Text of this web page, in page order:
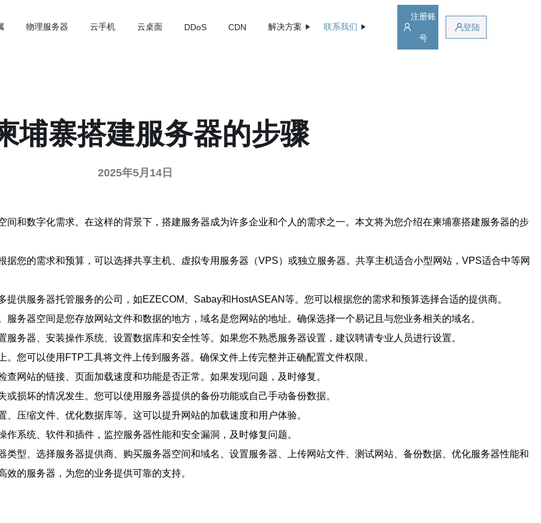
物理服务器 云手机 云桌面 DDoS CDN 解决方案 联系我们
注册账
号
登陆
埔寨搭建服务器的步骤
2025年5月14日
和数字化需求。在这样的背景下，搭建服务器成为许多企业和个人的需求之一。本文将为您介绍在柬埔寨搭建服务器的步
您的需求和预算，可以选择共享主机、虚拟专用服务器（VPS）或独立服务器。共享主机适合小型网站，VPS适合中等网
供服务器托管服务的公司，如EZECOM、Sabay和HostASEAN等。您可以根据您的需求和预算选择合适的提供商。
务器空间是您存放网站文件和数据的地方，域名是您网站的地址。确保选择一个易记且与您业务相关的域名。
务器、安装操作系统、设置数据库和安全性等。如果您不熟悉服务器设置，建议聘请专业人员进行设置。
您可以使用FTP工具将文件上传到服务器。确保文件上传完整并正确配置文件权限。
网站的链接、页面加载速度和功能是否正常。如果发现问题，及时修复。
损坏的情况发生。您可以使用服务器提供的备份功能或自己手动备份数据。
压缩文件、优化数据库等。这可以提升网站的加载速度和用户体验。
系统、软件和插件，监控服务器性能和安全漏洞，及时修复问题。
型、选择服务器提供商、购买服务器空间和域名、设置服务器、上传网站文件、测试网站、备份数据、优化服务器性能和
的服务器，为您的业务提供可靠的支持。